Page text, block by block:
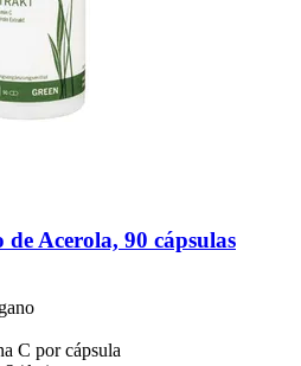
Acerola, 90 cápsulas
C por cápsula